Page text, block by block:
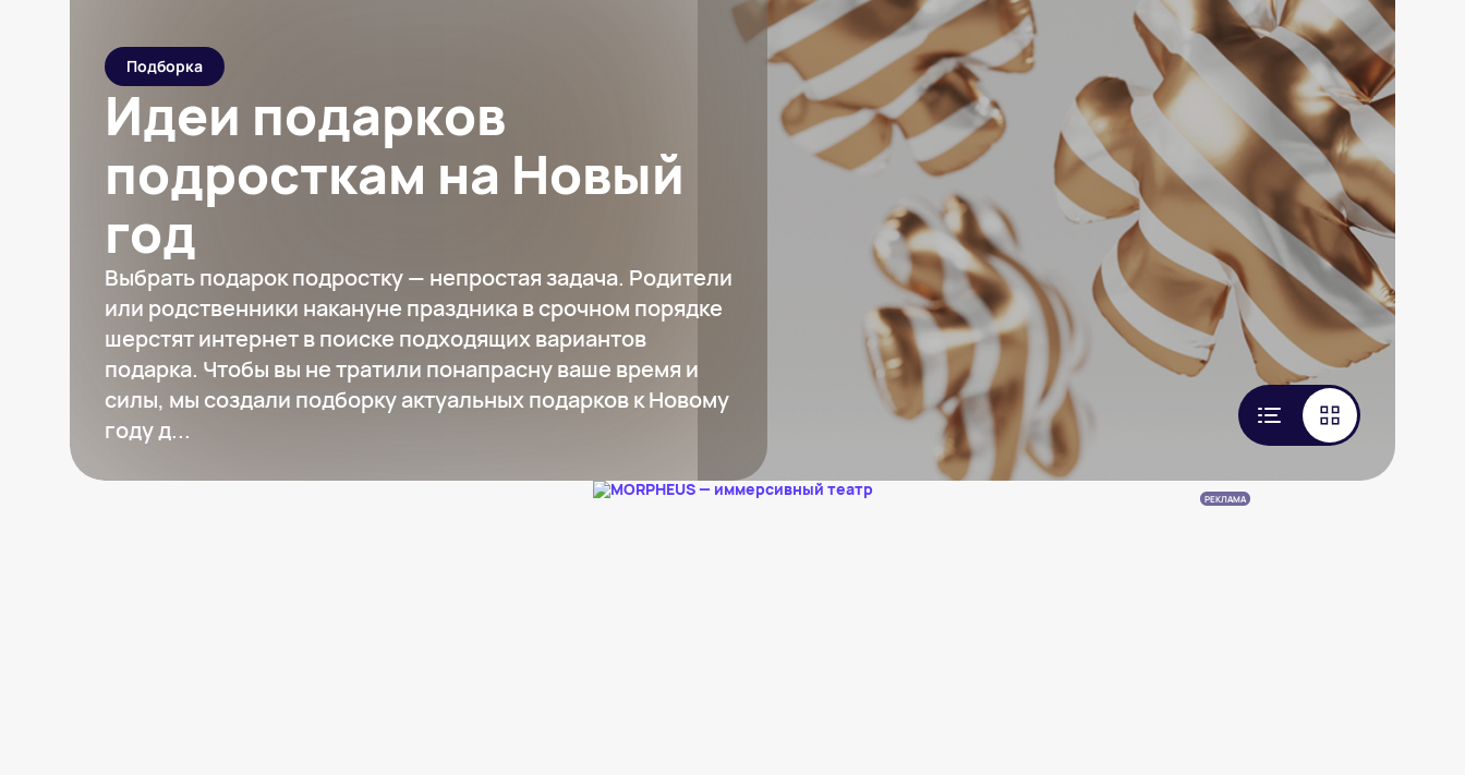
Подборка
Идеи подарков
подросткам на Новый
год
Выбрать подарок подростку — непростая задача. Родители
или родственники накануне праздника в срочном порядке
шерстят интернет в поиске подходящих вариантов
подарка. Чтобы вы не тратили понапрасну ваше время и
силы, мы создали подборку актуальных подарков к Новому
году д...
РЕКЛАМА